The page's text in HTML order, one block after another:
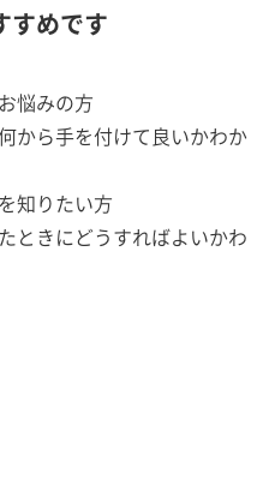
すめです
悩みの方
から手を付けて良いかわか
知りたい方
ときにどうすればよいかわ